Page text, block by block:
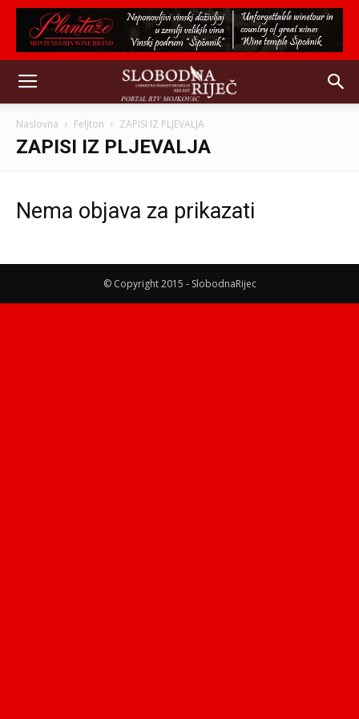
Naslovna Feljton ZAPISI IZ PLJEVALJA
ZAPISI IZ PLJEVALJA
Nema objava za prikazati
© Copyright 2015 - SlobodnaRijec